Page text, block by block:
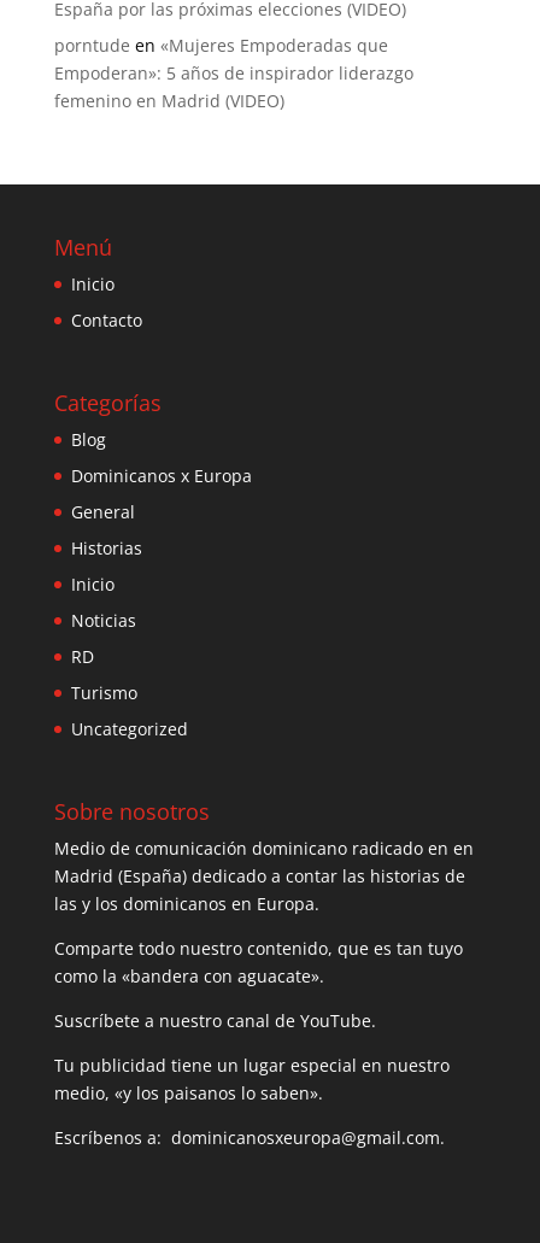
España por las próximas elecciones (VIDEO)
porntude en «Mujeres Empoderadas que
Empoderan»: 5 años de inspirador liderazgo
femenino en Madrid (VIDEO)
Menú
Inicio
Contacto
Categorías
Blog
Dominicanos x Europa
General
Historias
Inicio
Noticias
RD
Turismo
Uncategorized
Sobre nosotros
Medio de comunicación dominicano radicado en en
Madrid (España) dedicado a contar las historias de
las y los dominicanos en Europa.
Comparte todo nuestro contenido, que es tan tuyo
como la «bandera con aguacate».
Suscríbete a nuestro canal de YouTube.
Tu publicidad tiene un lugar especial en nuestro
medio, «y los paisanos lo saben».
Escríbenos a: dominicanosxeuropa@gmail.com.